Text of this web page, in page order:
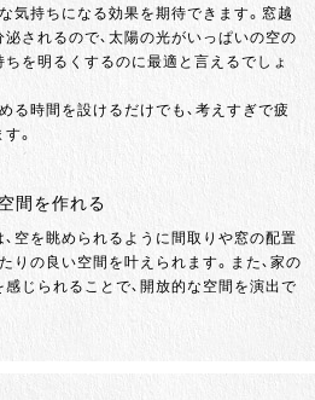
気持ちになる効果を期待できます。窓越
されるので、太陽の光がいっぱいの空の
を明るくするのに最適と言えるでしょ
る時間を設けるだけでも、考えすぎで疲
。
間を作れる
空を眺められるように間取りや窓の配置
りの良い空間を叶えられます。また、家の
じられることで、開放的な空間を演出で